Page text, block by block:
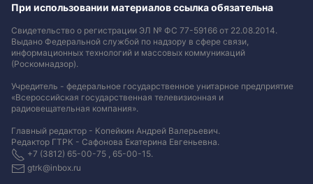
При использовании материалов ссылка обязательна
Свидетельство о регистрации ЭЛ № ФС 77-59166 от 22.08.2014.
Выдано Федеральной службой по надзору в сфере связи,
информационных технологий и массовых коммуникаций
(Роскомнадзор).
Учредитель - федеральное государственное унитарное предприятие
«Всероссийская государственная телевизионная и
радиовещательная компания».
Главный редактор - Копейкин Андрей Валерьевич.
Редактор ГТРК - Сафонова Екатерина Евгеньевна.
+7 (3812) 65-00-75 , 65-00-15.
gtrk@inbox.ru